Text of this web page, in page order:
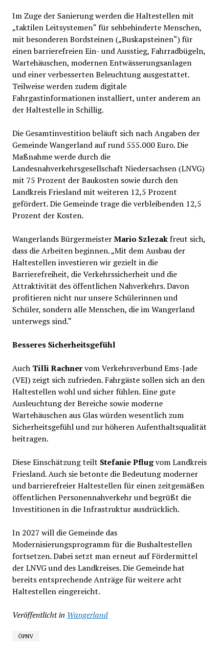
Im Zuge der Sanierung werden die Haltestellen mit
„taktilen Leitsystemen“ für sehbehinderte Menschen,
mit besonderen Bordsteinen („Buskapsteinen“) für
einen barrierefreien Ein- und Ausstieg, Fahrradbügeln,
Wartehäuschen, modernen Entwässerungsanlagen
und einer verbesserten Beleuchtung ausgestattet.
Teilweise werden zudem digitale
Fahrgastinformationen installiert, unter anderem an
der Haltestelle in Schillig.
Die Gesamtinvestition beläuft sich nach Angaben der
Gemeinde Wangerland auf rund 555.000 Euro. Die
Maßnahme werde durch die
Landesnahverkehrsgesellschaft Niedersachsen (LNVG)
mit 75 Prozent der Baukosten sowie durch den
Landkreis Friesland mit weiteren 12,5 Prozent
gefördert. Die Gemeinde trage die verbleibenden 12,5
Prozent der Kosten.
Wangerlands BürgermeisterMario Szlezakfreut sich,
dass die Arbeiten beginnen. „Mit dem Ausbau der
Haltestellen investieren wir gezielt in die
Barrierefreiheit, die Verkehrssicherheit und die
Attraktivität des öffentlichen Nahverkehrs. Davon
profitieren nicht nur unsere Schülerinnen und
Schüler, sondern alle Menschen, die im Wangerland
unterwegs sind.“
Besseres Sicherheitsgefühl
Auch Tilli Rachnervom Verkehrsverbund Ems-Jade
(VEJ) zeigt sich zufrieden. Fahrgäste sollen sich an den
Haltestellen wohl und sicher fühlen. Eine gute
Ausleuchtung der Bereiche sowie moderne
Wartehäuschen aus Glas würden wesentlich zum
Sicherheitsgefühl und zur höheren Aufenthaltsqualität
beitragen.
Diese Einschätzung teilt Stefanie Pflugvom Landkreis
Friesland. Auch sie betonte die Bedeutung moderner
und barrierefreier Haltestellen für einen zeitgemäßen
öffentlichen Personennahverkehr und begrüßt die
Investitionen in die Infrastruktur ausdrücklich.
In 2027 will die Gemeinde das
Modernisierungsprogramm für die Bushaltestellen
fortsetzen. Dabei setzt man erneut auf Fördermittel
der LNVG und des Landkreises. Die Gemeinde hat
bereits entsprechende Anträge für weitere acht
Haltestellen eingereicht.
Veröffentlicht in Wangerland
ÖPNV